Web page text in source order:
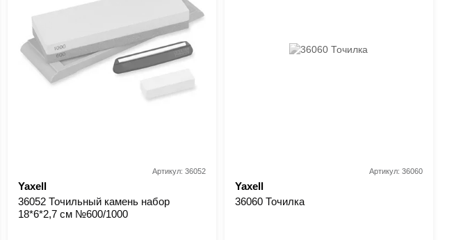
Артикул: 36052
Yaxell
36052 Точильный камень набор
18*6*2,7 см №600/1000
Артикул: 36060
Yaxell
36060 Точилка